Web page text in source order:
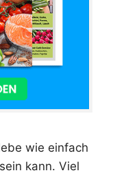
wie einfach
kann. Viel